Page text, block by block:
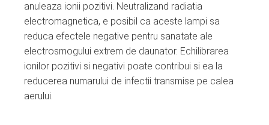
anuleaza ionii pozitivi. Neutralizand radiatia
electromagnetica, e posibil ca aceste lampi sa
reduca efectele negative pentru sanatate ale
electrosmogului extrem de daunator. Echilibrarea
ionilor pozitivi si negativi poate contribui si ea la
reducerea numarului de infectii transmise pe calea
aerului.